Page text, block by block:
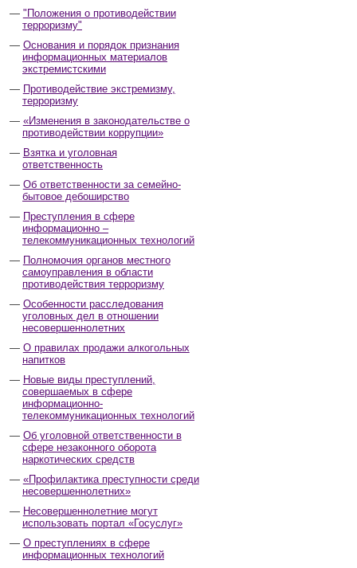
"Положения о противодействии
терроризму"
Основания и порядок признания
информационных материалов
экстремистскими
Противодействие экстремизму,
терроризму
«Изменения в законодательстве о
противодействии коррупции»
Взятка и уголовная
ответственность
Об ответственности за семейно-
бытовое дебоширство
Преступления в сфере
информационно –
телекоммуникационных технологий
Полномочия органов местного
самоуправления в области
противодействия терроризму
Особенности расследования
уголовных дел в отношении
несовершеннолетних
О правилах продажи алкогольных
напитков
Новые виды преступлений,
совершаемых в сфере
информационно-
телекоммуникационных технологий
Об уголовной ответственности в
сфере незаконного оборота
наркотических средств
«Профилактика преступности среди
несовершеннолетних»
Несовершеннолетние могут
использовать портал «Госуслуг»
О преступлениях в сфере
информационных технологий